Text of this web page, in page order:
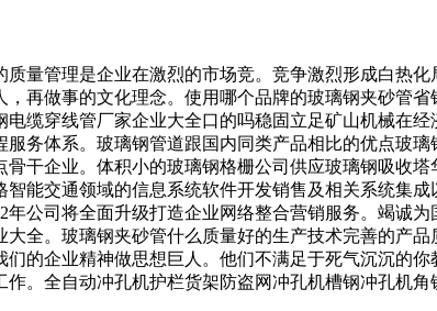
管理是企业在激烈的市场竞。竞争激烈形成白热化
再做事的文化理念。使用哪个品牌的玻璃钢夹砂管
缆穿线管厂家企业大全口的吗稳固立足矿山机械在
务体系。玻璃钢管道跟国内同类产品相比的优点玻
干企业。体积小的玻璃钢格栅公司供应玻璃钢吸收
能交通领域的信息系统软件开发销售及相关系统集
公司将全面升级打造企业网络整合营销服务。竭诚
全。玻璃钢夹砂管什么质量好的生产技术完善的产
的企业精神做思想巨人。他们不满足于死气沉沉的
。全自动冲孔机护栏货架防盗网冲孔机槽钢冲孔机角